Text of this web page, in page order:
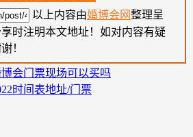
以上内容由婚博会网整理呈
时注明本文地址！如对内容有疑
！
会门票现场可以买吗
时间表地址/门票